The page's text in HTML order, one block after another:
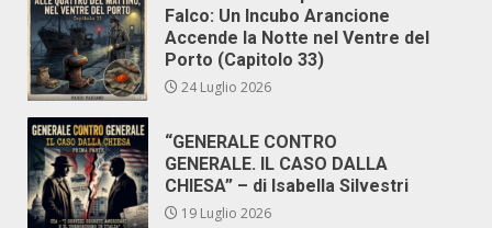
Falco: Un Incubo Arancione
Accende la Notte nel Ventre del
Porto (Capitolo 33)
24 Luglio 2026
“GENERALE CONTRO
GENERALE. IL CASO DALLA
CHIESA” – di Isabella Silvestri
19 Luglio 2026